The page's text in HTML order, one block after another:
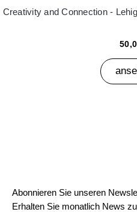
Creativity and Connection -
Abonnieren Sie unseren
Erhalten Sie monatlich News